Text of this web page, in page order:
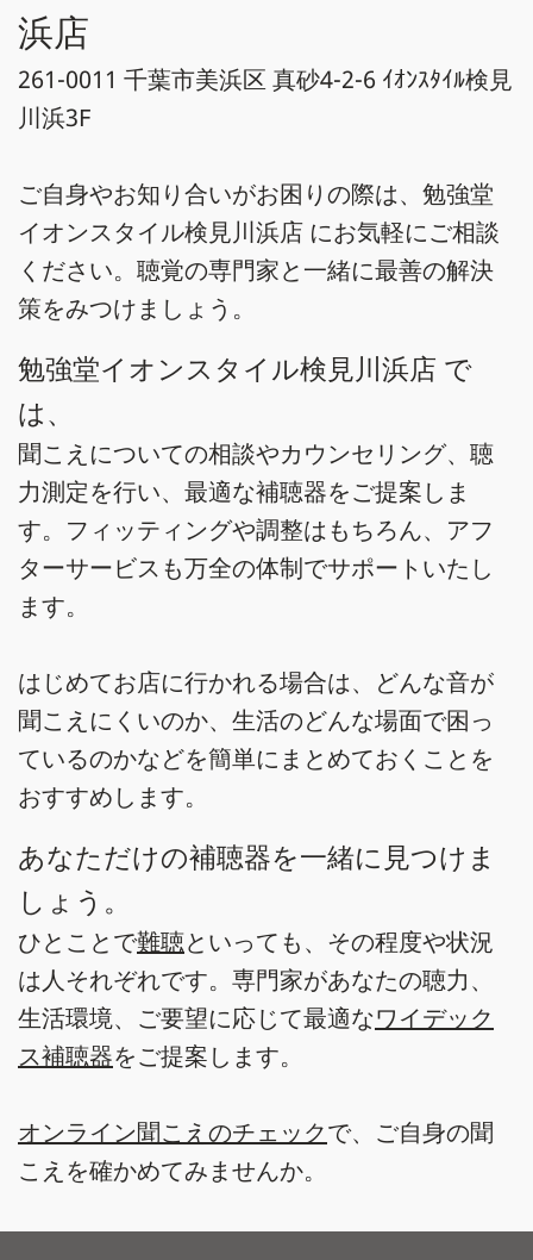
浜店
261-0011 千葉市美浜区 真砂4-2-6 ｲｵﾝｽﾀｲﾙ検見
川浜3F
ご自身やお知り合いがお困りの際は、勉強堂
イオンスタイル検見川浜店 にお気軽にご相談
ください。聴覚の専門家と一緒に最善の解決
策をみつけましょう。
勉強堂イオンスタイル検見川浜店 で
は、
聞こえについての相談やカウンセリング、聴
力測定を行い、最適な補聴器をご提案しま
す。フィッティングや調整はもちろん、アフ
ターサービスも万全の体制でサポートいたし
ます。
はじめてお店に行かれる場合は、どんな音が
聞こえにくいのか、生活のどんな場面で困っ
ているのかなどを簡単にまとめておくことを
おすすめします。
あなただけの補聴器を一緒に見つけま
しょう。
ひとことで難聴といっても、その程度や状況
は人それぞれです。専門家があなたの聴力、
生活環境、ご要望に応じて最適なワイデック
ス補聴器をご提案します。
オンライン聞こえのチェックで、ご自身の聞
こえを確かめてみませんか。